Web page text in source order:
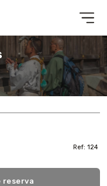
Ref: 124
reserva